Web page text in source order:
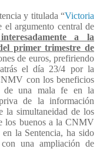
y titulada “Victoria
el argumento central de
a la
primer trimestre de
de euros, prefiriendo
atrás el día 23/4 por la
con los beneficios
una mala fe en la
de la información
la simultaneidad de los
los buenos a la CNMV
la Sentencia, ha sido
una ampliación de